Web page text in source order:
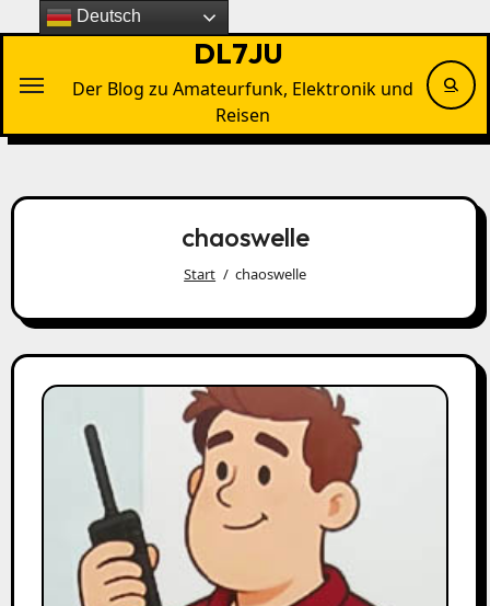
Inhalten
DL7JU
Der Blog zu Amateurfunk, Elektronik und
Reisen
chaoswelle
Start chaoswelle
Deutsch